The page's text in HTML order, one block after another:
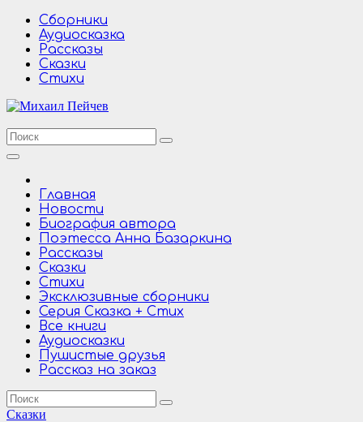
Перейти
содержимому
Сборники
Аудиосказка
Рассказы
Сказки
Стихи
Главная
Новости
Биография автора
Поэтесса Анна Базаркина
Рассказы
Сказки
Стихи
Эксклюзивные сборники
Серия Сказка + Стих
Все книги
Аудиосказки
Пушистые друзья
Рассказ на заказ
Сказки